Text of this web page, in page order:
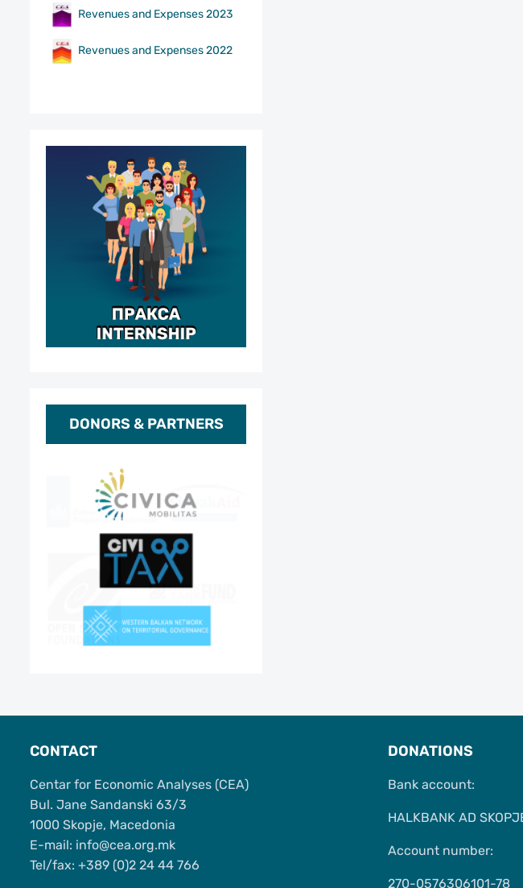
Revenues and Expenses 2023
Revenues and Expenses 2022
DONORS & PARTNERS
CONTACT
Centar for Economic Analyses (CEA)
Bul. Jane Sandanski 63/3
1000 Skopje, Macedonia
Е-mail: info@cea.org.mk
Tel/fax: +389 (0)2 24 44 766
DONATIONS
Bank account:
HALKBANK AD
Account number:
270-0576306101-78